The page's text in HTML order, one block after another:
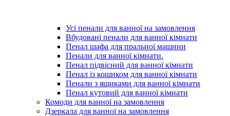
Усі пенали для ванної на замовлення
Вбудовані пенали для ванної кімнати
Пенал шафа для пральної машини
Пенали для ванної кімнати.
Пенал підвісний для ванної кімнати
Пенал із кошиком для ванної кімнати
Пенали з ящиками для ванної кімнати
Пенал кутовий для ванної кімнати
Комоди для ванної на замовлення
Дзеркала для ванної на замовлення